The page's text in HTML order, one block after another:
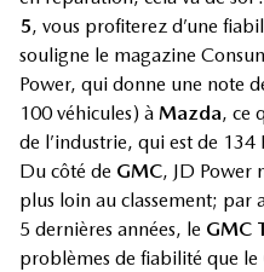
5, vous profiterez d’une
souligne le magazine
Power, qui donne une note
100 véhicules) à Mazda, ce
de l’industrie, qui est de 134
Du côté de GMC, JD Power
plus loin au classement; par
5 dernières années, le GMC
problèmes de fiabilité que le